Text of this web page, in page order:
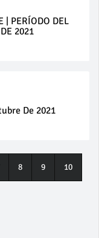
| PERÍODO DEL
2021
De 2021
8 9 10